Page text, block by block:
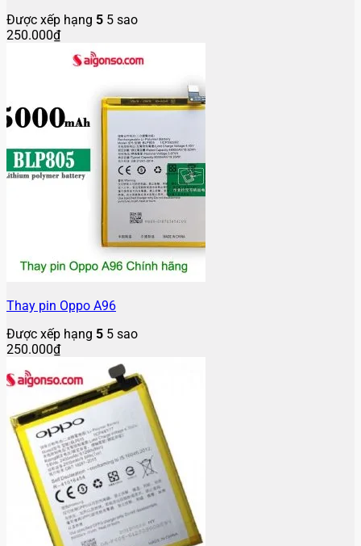
Được xếp hạng 5 5 sao
250.000₫
Thay pin Oppo A96
Được xếp hạng 5 5 sao
250.000₫